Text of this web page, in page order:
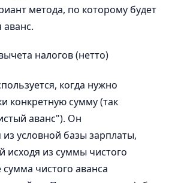
метода, по которому будет
аванс.
налогов (нетто)
когда нужно
конкретную сумму (так
аванс"). Он
из условной базы зарплаты,
исходя из суммы чистого
чистого аванса